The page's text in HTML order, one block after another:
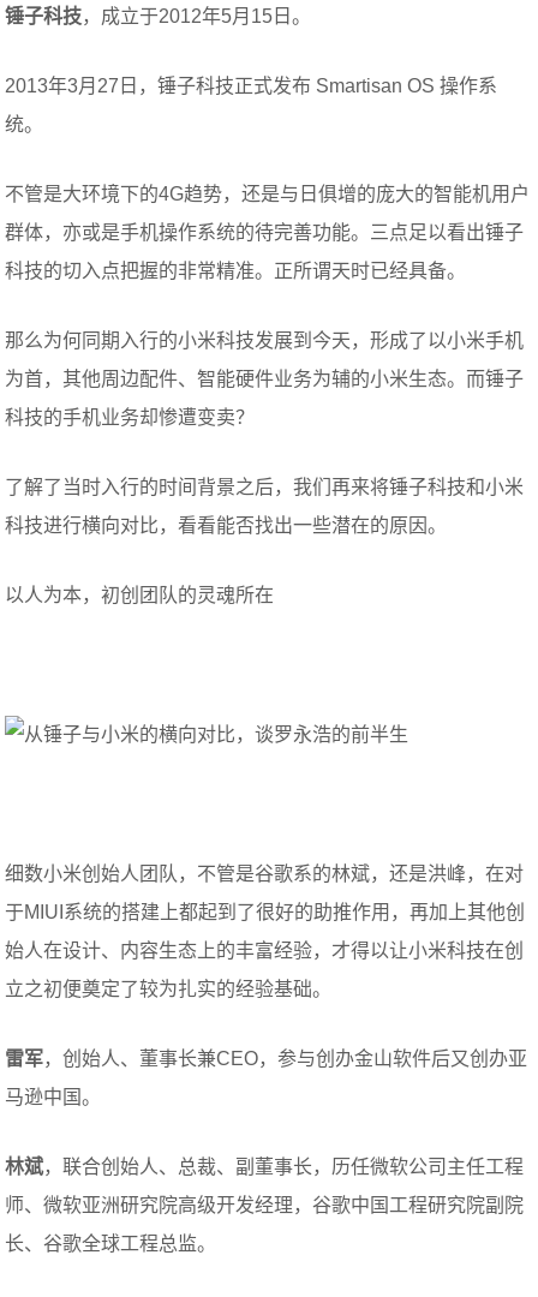
锤子科技，成立于2012年5月15日。
2013年3月27日，锤子科技正式发布 Smartisan OS 操作系
统。
不管是大环境下的4G趋势，还是与日俱增的庞大的智能机用户
群体，亦或是手机操作系统的待完善功能。三点足以看出锤子
科技的切入点把握的非常精准。正所谓天时已经具备。
那么为何同期入行的小米科技发展到今天，形成了以小米手机
为首，其他周边配件、智能硬件业务为辅的小米生态。而锤子
科技的手机业务却惨遭变卖？
了解了当时入行的时间背景之后，我们再来将锤子科技和小米
科技进行横向对比，看看能否找出一些潜在的原因。
以人为本，初创团队的灵魂所在
细数小米创始人团队，不管是谷歌系的林斌，还是洪峰，在对
于MIUI系统的搭建上都起到了很好的助推作用，再加上其他创
始人在设计、内容生态上的丰富经验，才得以让小米科技在创
立之初便奠定了较为扎实的经验基础。
雷军，创始人、董事长兼CEO，参与创办金山软件后又创办亚
马逊中国。
林斌，联合创始人、总裁、副董事长，历任微软公司主任工程
师、微软亚洲研究院高级开发经理，谷歌中国工程研究院副院
长、谷歌全球工程总监。